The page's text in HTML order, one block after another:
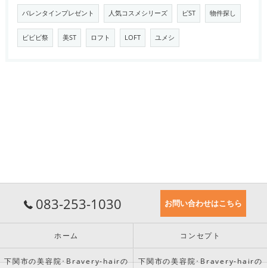
バレンタインプレゼント 人気コスメシリーズ ビST 物件探し
ビビビ祭 美ST ロフト LOFT ユメシ
083-253-1030 お問い合わせはこちら
ホーム コンセプト
下関市の美容院･Bravery-hairの
下関市の美容院･Bravery-hairの